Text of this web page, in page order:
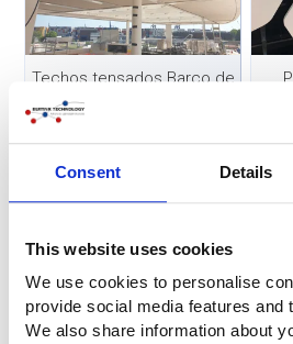
Consent Details
This website uses cookies
We use cookies to personalise
provide social media features and
We also share information about
Techos tensados Barco de
expedición Silver Origin
Techos luminosos de ETFE
Clayton Centre